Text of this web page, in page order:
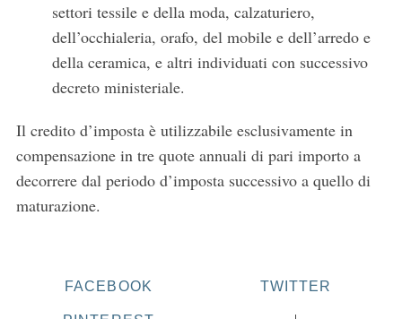
settori tessile e della moda, calzaturiero,
dell’occhialeria, orafo, del mobile e dell’arredo e
della ceramica, e altri individuati con successivo
decreto ministeriale.
Il credito d’imposta è utilizzabile esclusivamente in
compensazione in tre quote annuali di pari importo a
decorrere dal periodo d’imposta successivo a quello di
maturazione.
FACEBOOK TWITTER